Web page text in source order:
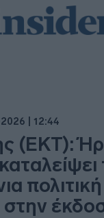
| 12:44
(EKT):